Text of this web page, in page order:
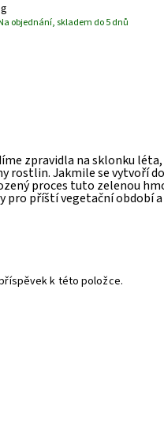
objednání, skladem do 5 dnů
zpravidla na sklonku
rostlin. Jakmile se vytvoří
proces tuto zelenou
příští vegetační období a
k této položce.